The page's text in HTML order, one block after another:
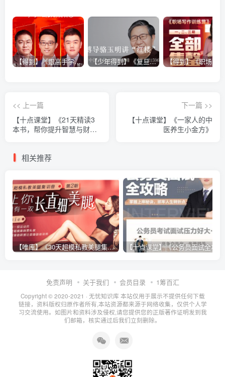
【得到】《跟高手学销售系列课》 【少年得到】《复旦博导骆玉明讲“红楼”》
<< 上一篇
【十点课堂】《21天精读3
本书，帮你提升智慧与财
下一篇 >>
【十点课堂】《一家人的中
医养生小金方》
相关推荐
【唯库】《30天超模私教美腿集训营》
免责声明 关于我们 会员目录 1筹百汇
Copyright © 2020-2021 · 无忧知识库 本站仅用于展示不提供任何下载
链接，资料版权归原作者所有,本站资源都来源于网络收集，仅供个人学
习交流使用。如图片和资料涉及侵权,请您提供您的正版著作证明发到我
们邮箱，核实通过后我们立刻删除。